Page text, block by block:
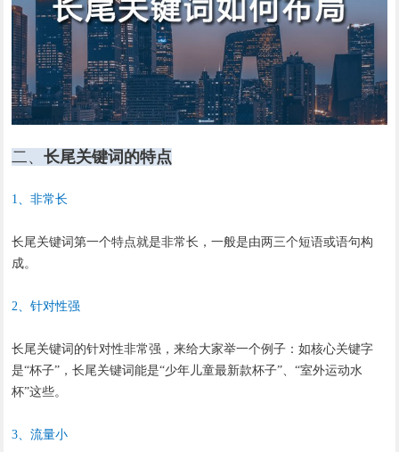
二、长尾关键词的特点
1、非常长
长尾关键词第一个特点就是非常长，一般是由两三个短语或语句构
成。
2、针对性强
长尾关键词的针对性非常强，来给大家举一个例子：如核心关键字
是“杯子”，长尾关键词能是“少年儿童最新款杯子”、“室外运动水
杯”这些。
3、流量小